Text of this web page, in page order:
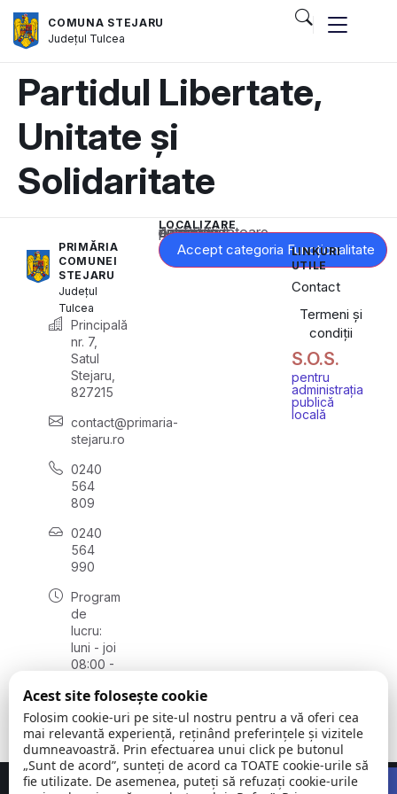
COMUNA STEJARU
Județul Tulcea
Partidul Libertate,
Unitate și
Solidaritate
PRIMĂRIA
COMUNEI
STEJARU
Județul
Tulcea
Principală
nr. 7,
Satul
Stejaru,
827215
contact@primaria-
stejaru.ro
0240
564
809
0240
564
990
Program
de
lucru:
luni - joi
08:00 -
vineri
08:00 -
14:00
LOCALIZARE
Acest conținut este blocat până când acceptați categoria corespunzătoare de cookie-uri.
Accept categoria Funcționalitate
LINKURI
UTILE
Contact
Termeni și
condiții
S.O.S.
pentru
administrația
publică
locală
Acest site folosește cookie
Folosim cookie-uri pe site-ul nostru pentru a vă oferi cea
mai relevantă experiență, reținând preferințele și vizitele
dumneavoastră. Prin efectuarea unui click pe butonul
„Sunt de acord”, sunteți de acord ca TOATE cookie-urile să
fie utilizate. De asemenea, puteți să refuzați cookie-urile